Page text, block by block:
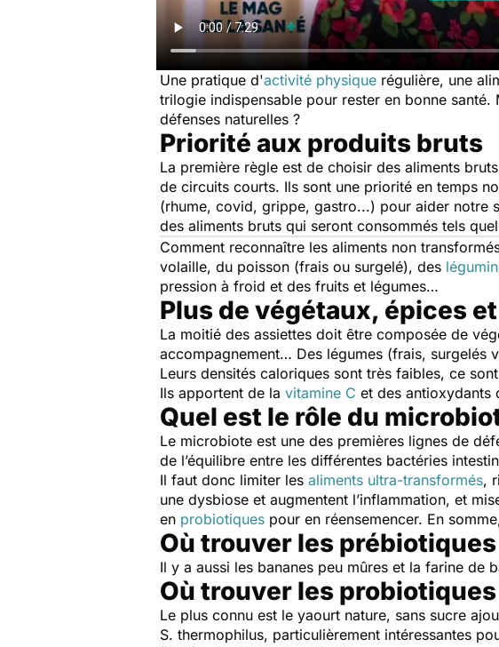
Une pratique d'activité physique régulière, une
trilogie indispensable pour rester en bonne
défenses naturelles ?
Priorité aux produits bruts
La première règle est de choisir des aliments
de circuits courts. Ils sont une priorité en temps
(rhume, covid, grippe, gastro...) pour aider notre
des aliments bruts qui seront consommés tels
Comment reconnaître les aliments non
volaille, du poisson (frais ou surgelé), des
pression à froid et des fruits et légumes…
Plus de végétaux, épices
La moitié des assiettes doit être composée de
accompagnement… Des légumes (frais, surgelés
Leurs densités caloriques sont très faibles, ce
Ils apportent de la vitamine C et des antioxydants
Quel est le rôle du
Le microbiote est une des premières lignes de
de l’équilibre entre les différentes bactéries
Il faut donc limiter les aliments ultra-transformés,
une dysbiose et augmentent l’inflammation, et
en probiotiques pour en réensemencer. En
Où trouver les prébiotiques
Il y a aussi les bananes peu mûres et la farine de
Où trouver les probiotiques
Le plus connu est le yaourt nature, sans sucre
S. thermophilus, particulièrement intéressantes